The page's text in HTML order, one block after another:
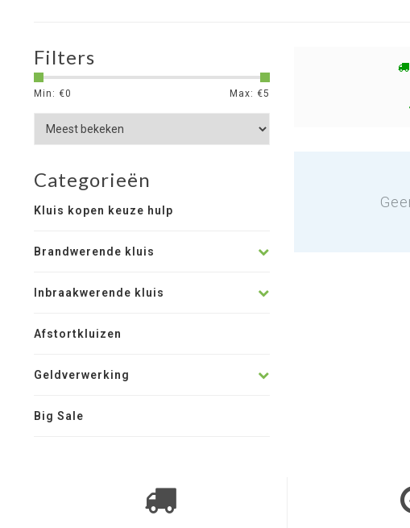
Filters
Min: €0 Max: €5
Categorieën
Kluis kopen keuze hulp
Brandwerende kluis
Inbraakwerende kluis
Afstortkluizen
Geldverwerking
Big Sale